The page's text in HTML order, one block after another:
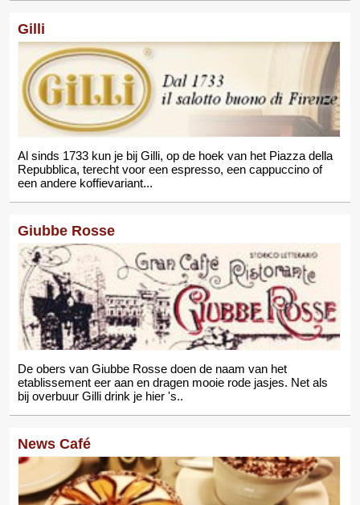
Gilli
Al sinds 1733 kun je bij Gilli, op de hoek van het Piazza della
Repubblica, terecht voor een espresso, een cappuccino of
een andere koffievariant...
Giubbe Rosse
De obers van Giubbe Rosse doen de naam van het
etablissement eer aan en dragen mooie rode jasjes. Net als
bij overbuur Gilli drink je hier 's..
News Café